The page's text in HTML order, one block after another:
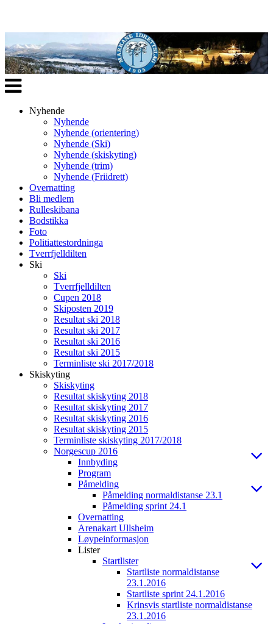
Veksle
navigasjon
Nyhende
Nyhende
Nyhende (orientering)
Nyhende (Ski)
Nyhende (skiskyting)
Nyhende (trim)
Nyhende (Friidrett)
Overnatting
Bli medlem
Rulleskibana
Bodstikka
Foto
Politiattestordninga
Tverrfjelldilten
Ski
Ski
Tverrfjelldilten
Cupen 2018
Skiposten 2019
Resultat ski 2018
Resultat ski 2017
Resultat ski 2016
Resultat ski 2015
Terminliste ski 2017/2018
Skiskyting
Skiskyting
Resultat skiskyting 2018
Resultat skiskyting 2017
Resultat skiskyting 2016
Resultat skiskyting 2015
Terminliste skiskyting 2017/2018
Norgescup 2016
Innbyding
Program
Påmelding
Påmelding normaldistanse 23.1
Påmelding sprint 24.1
Overnatting
Arenakart Ullsheim
Løypeinformasjon
Lister
Startlister
Startliste normaldistanse
23.1.2016
Startliste sprint 24.1.2016
Krinsvis startliste normaldistanse
23.1.2016